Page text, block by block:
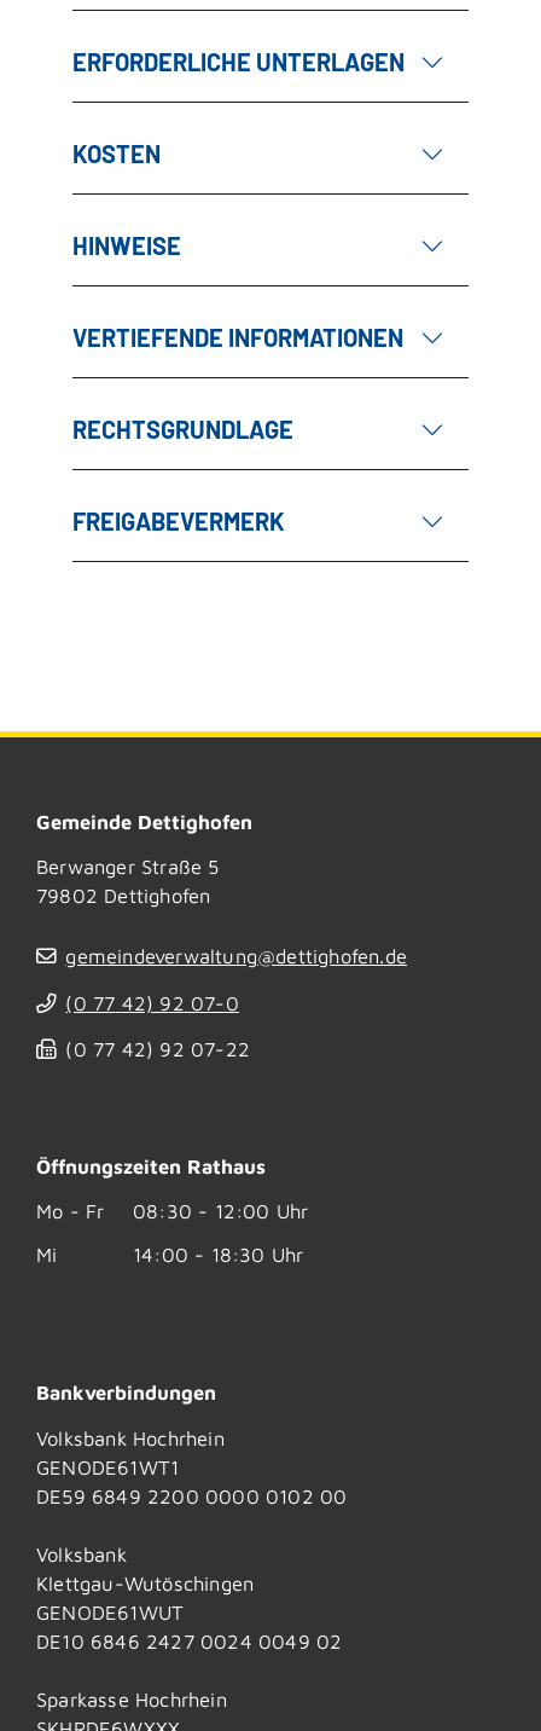
ERFORDERLICHE UNTERLAGEN
KOSTEN
HINWEISE
VERTIEFENDE INFORMATIONEN
RECHTSGRUNDLAGE
FREIGABEVERMERK
Gemeinde Dettighofen
Berwanger Straße 5
79802 Dettighofen
gemeindeverwaltung@dettighofen.de
(0 77 42) 92 07-0
(0 77 42) 92 07-22
Öffnungszeiten Rathaus
Mo - Fr
08:30 - 12:00 Uhr
Mi
14:00 - 18:30 Uhr
Bankverbindungen
Volksbank Hochrhein
GENODE61WT1
DE59 6849 2200 0000 0102 00
Volksbank
Klettgau-Wutöschingen
GENODE61WUT
DE10 6846 2427 0024 0049 02
Sparkasse Hochrhein